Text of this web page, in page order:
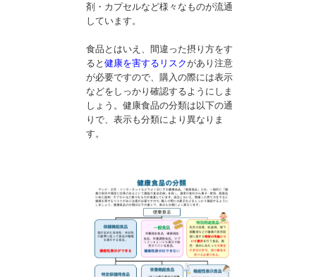
剤・カプセルなど様々なものが流通
しています。
食品とはいえ、間違った摂り方をす
ると 健康を害するリスクがあり注意
が必要ですので、購入の際には表示
などをしっかり確認するようにしま
しょう。健康食品の分類は以下の通
りで、表示も分類により異なりま
す。